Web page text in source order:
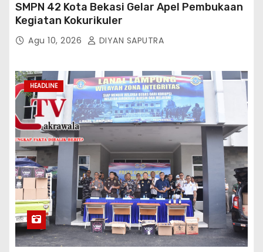
SMPN 42 Kota Bekasi Gelar Apel Pembukaan
Kegiatan Kokurikuler
Agu 10, 2026 DIYAN SAPUTRA
HEADLINE